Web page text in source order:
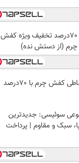
70درصد تخفیف ویژه کفش
چرم (از دستش نده)
فروش اقساطی کفش چرم با 70درصد
سوئیسی: جدیدترین
سبک و مقاوم | پرداخت